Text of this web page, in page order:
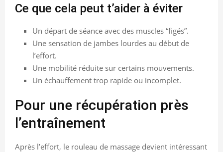
Ce que cela peut t’aider à éviter
Un départ de séance avec des muscles “figés”.
Une sensation de jambes lourdes au début de
l’effort.
Une mobilité réduite sur certains mouvements.
Un échauffement trop rapide ou incomplet.
Pour une récupération près
l’entraînement
Après l’effort, le rouleau de massage devient intéressant